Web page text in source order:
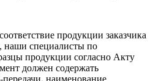
продукции заказчика
наши специалисты по
продукции согласно Акту
должен содержать